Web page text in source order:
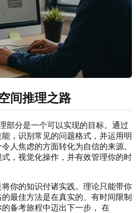
间推理之路
部分是一个可以实现的目标。通过
，识别常见的问题格式，并运用明
人焦虑的方面转化为自信的来源。
，视觉化操作，并有效管理你的时
你的知识付诸实践。理论只能带你
最佳方法是在真实的、有时间限制
备考旅程中迈出下一步， 在